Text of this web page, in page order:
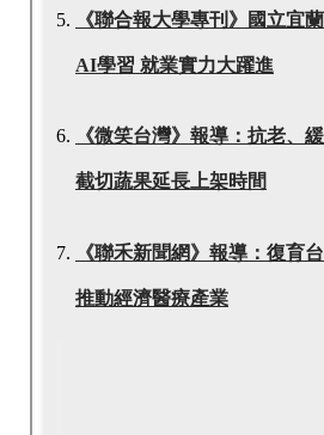
《聯合報大學專刊》國立宜
AI學習 就業實力大躍進
《微笑台灣》報導：抗老、
截切蔬果延長上架時間
《聯禾新聞網》報導：復育
推動經濟醫療產業